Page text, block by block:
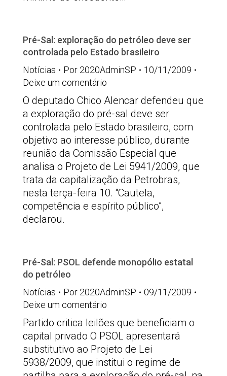
Pré-Sal: exploração do petróleo deve ser
controlada pelo Estado brasileiro
Notícias
Por 2020AdminSP
10/11/2009
Deixe um comentário
O deputado Chico Alencar defendeu que
a exploração do pré-sal deve ser
controlada pelo Estado brasileiro, com
objetivo ao interesse público, durante
reunião da Comissão Especial que
analisa o Projeto de Lei 5941/2009, que
trata da capitalização da Petrobras,
nesta terça-feira 10. “Cautela,
competência e espírito público”,
declarou.
Pré-Sal: PSOL defende monopólio estatal
do petróleo
Notícias
Por 2020AdminSP
09/11/2009
Deixe um comentário
Partido critica leilões que beneficiam o
capital privado O PSOL apresentará
substitutivo ao Projeto de Lei
5938/2009, que institui o regime de